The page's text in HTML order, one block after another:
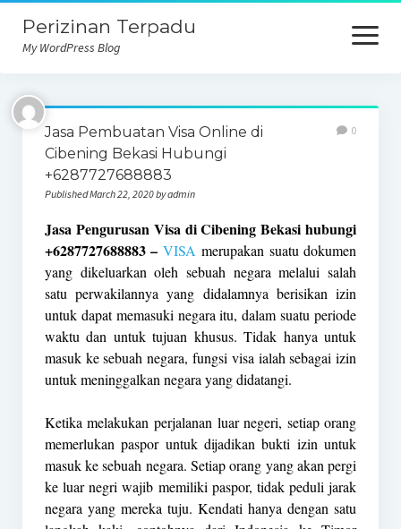
Perizinan Terpadu
My WordPress Blog
open
menu
Jasa Pembuatan Visa Online di
Cibening Bekasi Hubungi
+6287727688883
Published March 22, 2020 by admin
0
Jasa Pengurusan Visa di Cibening Bekasi hubungi
+6287727688883 –VISA merupakan suatu dokumen
yang dikeluarkan oleh sebuah negara melalui salah
satu perwakilannya yang didalamnya berisikan izin
untuk dapat memasuki negara itu, dalam suatu periode
waktu dan untuk tujuan khusus. Tidak hanya untuk
masuk ke sebuah negara, fungsi visa ialah sebagai izin
untuk meninggalkan negara yang didatangi.
Ketika melakukan perjalanan luar negeri, setiap orang
memerlukan paspor untuk dijadikan bukti izin untuk
masuk ke sebuah negara. Setiap orang yang akan pergi
ke luar negri wajib memiliki paspor, tidak peduli jarak
negara yang mereka tuju. Kendati hanya dengan satu